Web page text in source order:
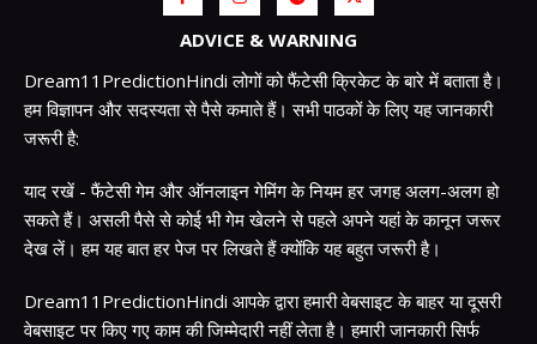
ADVICE & WARNING
Dream11PredictionHindi लोगों को फैंटेसी क्रिकेट के बारे में बताता है।
हम विज्ञापन और सदस्यता से पैसे कमाते हैं। सभी पाठकों के लिए यह जानकारी
जरूरी है:
याद रखें - फैंटेसी गेम और ऑनलाइन गेमिंग के नियम हर जगह अलग-अलग हो
सकते हैं। असली पैसे से कोई भी गेम खेलने से पहले अपने यहां के कानून जरूर
देख लें। हम यह बात हर पेज पर लिखते हैं क्योंकि यह बहुत जरूरी है।
Dream11PredictionHindi आपके द्वारा हमारी वेबसाइट के बाहर या दूसरी
वेबसाइट पर किए गए काम की जिम्मेदारी नहीं लेता है। हमारी जानकारी सिर्फ